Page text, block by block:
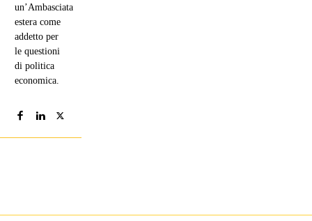
un’Ambasciata
estera come
addetto per
le questioni
di politica
economica.